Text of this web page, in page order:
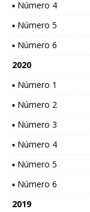
▪ Número 4
▪ Número 5
▪ Número 6
2020
▪ Número 1
▪ Número 2
▪ Número 3
▪ Número 4
▪ Número 5
▪ Número 6
2019